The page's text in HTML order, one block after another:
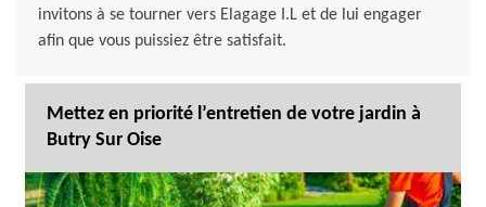
invitons à se tourner vers Elagage I.L et de lui engager
afin que vous puissiez être satisfait.
Mettez en priorité l’entretien de votre jardin à
Butry Sur Oise